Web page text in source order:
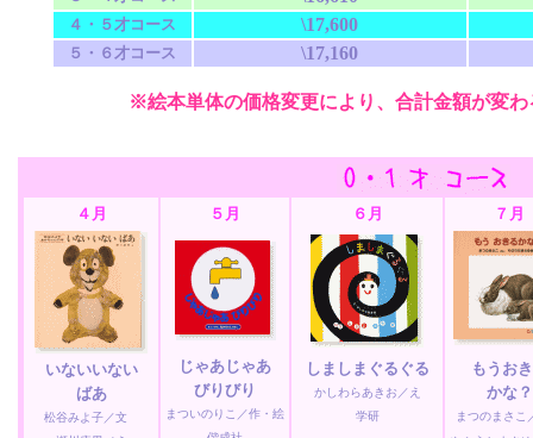
４・５才コース \17,600
５・６才コース \17,160
※絵本単体の価格変更により、合計金額が変
４月
いないいない
ばあ
松谷みよ子／文
５月
じゃあじゃあ
びりびり
まついのりこ／作・絵
６月
しましまぐるぐる
かしわらあきお／え
学研
７月
もうお
かな？
まつのまさ